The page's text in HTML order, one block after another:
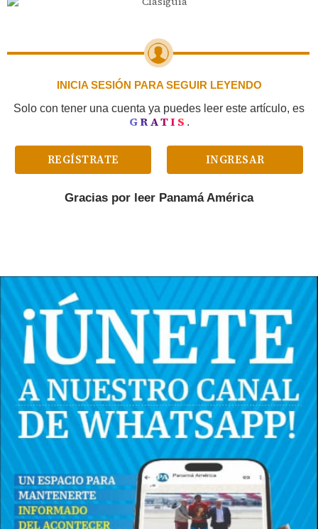
INICIA SESIÓN PARA SEGUIR LEYENDO
Solo con tener una cuenta ya puedes leer este artículo, es
GRATIS .
REGÍSTRATE INGRESAR
Gracias por leer Panamá América